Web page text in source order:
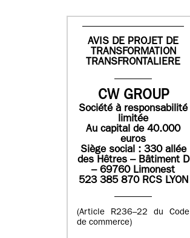
AVIS DE PROJET DE
TRANSFORMATION
TRANSFRONTALIERE
CW GROUP
Société à responsabilité
limitée
Au capital de 40.000
euros
Siège social : 330 allée
des Hêtres – Bâtiment D
– 69760 Limonest
523 385 870 RCS LYON
(Article R236–22 du Code
de commerce)